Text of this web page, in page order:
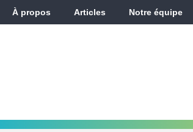
À propos Articles Notre équipe